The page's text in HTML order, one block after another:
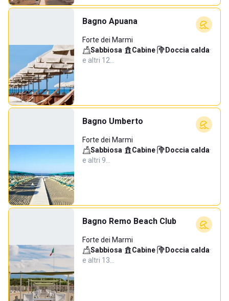
Bagno Apuana
Forte dei Marmi
Sabbiosa· Cabine· Doccia calda·
e altri 12…
Bagno Umberto
Forte dei Marmi
Sabbiosa· Cabine· Doccia calda·
e altri 9…
Bagno Remo Beach Club
Forte dei Marmi
Sabbiosa· Cabine· Doccia calda·
e altri 13…